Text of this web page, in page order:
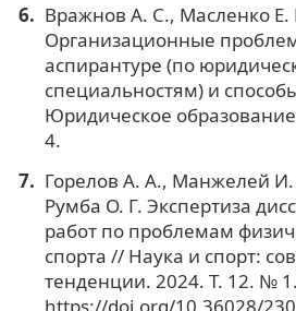
Вражнов А. С., Масленко Е.
Организационные
аспирантуре (по
специальностям) и
Юридическое
4.
Горелов А. А., Манжелей
Румба О. Г. Экспертиза
работ по проблемам
спорта // Наука и спорт:
тенденции. 2024. Т. 12. № 1.
https://doi.org/10.36028/